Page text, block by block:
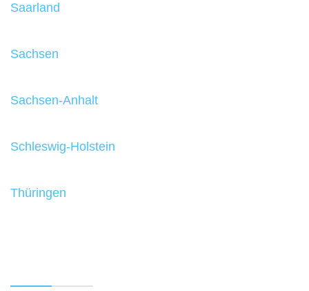
Saarland
Sachsen
Sachsen-Anhalt
Schleswig-Holstein
Thüringen